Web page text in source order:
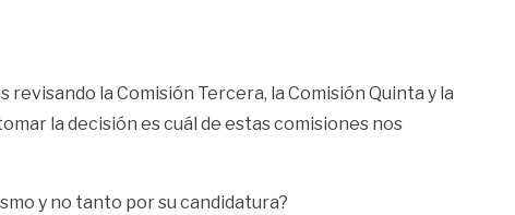
la Comisión Tercera, la Comisión Quinta y la
la decisión es cuál de estas comisiones nos
y no tanto por su candidatura?